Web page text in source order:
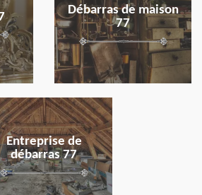
Débarras de maison
77
Entreprise de
débarras 77
en savoir plus